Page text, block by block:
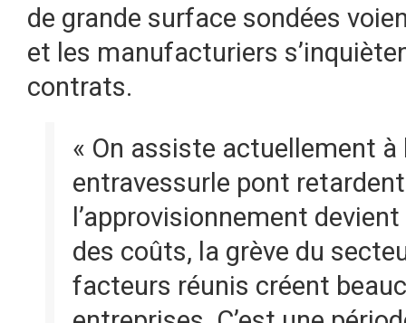
de grande surface sondées
et les manufacturiers
contrats.
« On assiste actuellement
entravessurle pont
l’approvisionnement
des coûts, la grève du
facteurs réunis créent